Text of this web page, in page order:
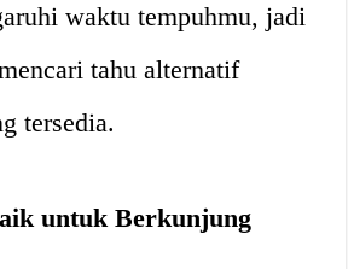
waktu tempuhmu, jadi
tahu alternatif
tersedia.
untuk Berkunjung